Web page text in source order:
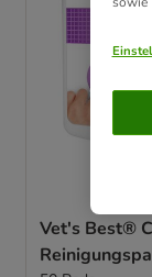
Vet's Best®